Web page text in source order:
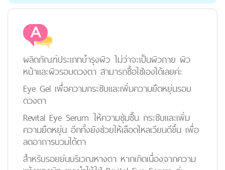
ผลิตภัณฑ์ประเภทบำรุงผิว ไม่ว่าจะเป็นผิวกาย ผิว
หน้าและผิวรอบดวงตา สามารถซื้อใช้เองได้เลยค่ะ
Eye Gel เพื่อความกระชับและเพิ่มความยืดหยุ่นรอบ
ดวงตา
Revital Eye Serum ให้ความชุ่มชื้น กระชับและเพิ่ม
ความยืดหยุ่น อีกทั้งยังช่วยให้เลือดไหลเวียนดีขึ้น เพื่อ
ลดอาการบวมใต้ตา
สำหรับรอยย่นบริเวณหางตา หากเกิดเนื่องจากความ